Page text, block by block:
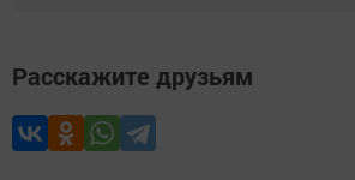
Расскажите друзьям